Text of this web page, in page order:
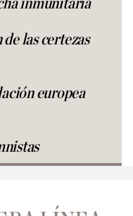
inmunitaria
las certezas
europea